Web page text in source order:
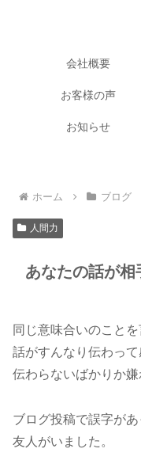
会社概要
お客様の声
お知らせ
ホーム ブログ
人間力
あなたの話が相
同じ意味合いのことを
話がすんなり伝わって
伝わらないばかりか嫌
ブログ投稿で誤字が
友人がいました。